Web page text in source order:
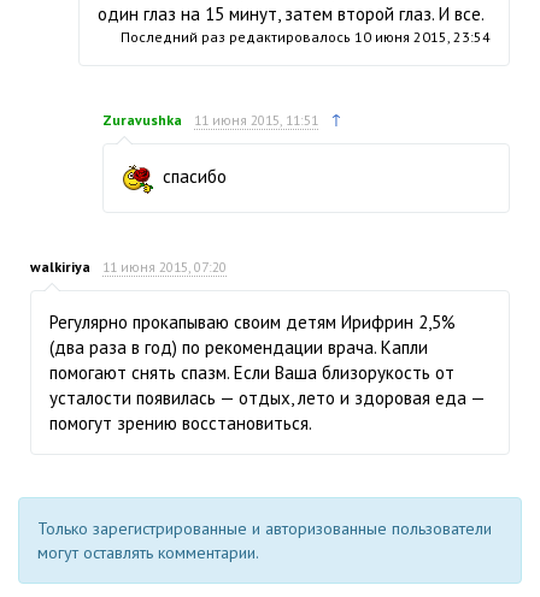
один глаз на 15 минут, затем второй глаз. И все.
Последний раз редактировалось 10 июня 2015, 23:54
Zuravushka 11 июня 2015, 11:51 ↑
спасибо
walkiriya 11 июня 2015, 07:20
Регулярно прокапываю своим детям Ирифрин 2,5%
(два раза в год) по рекомендации врача. Капли
помогают снять спазм. Если Ваша близорукость от
усталости появилась — отдых, лето и здоровая еда —
помогут зрению восстановиться.
Только зарегистрированные и авторизованные пользователи
могут оставлять комментарии.